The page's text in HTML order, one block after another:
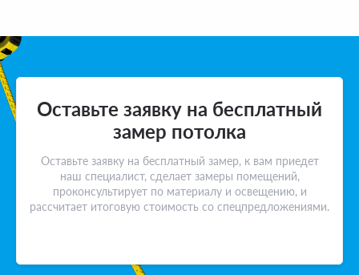
Оставьте заявку на бесплатный
замер потолка
Оставьте заявку на бесплатный замер, к вам приедет
наш специалист, сделает замеры помещений,
проконсультирует по материалу и освещению, и
рассчитает итоговую стоимость со спецпредложениями.